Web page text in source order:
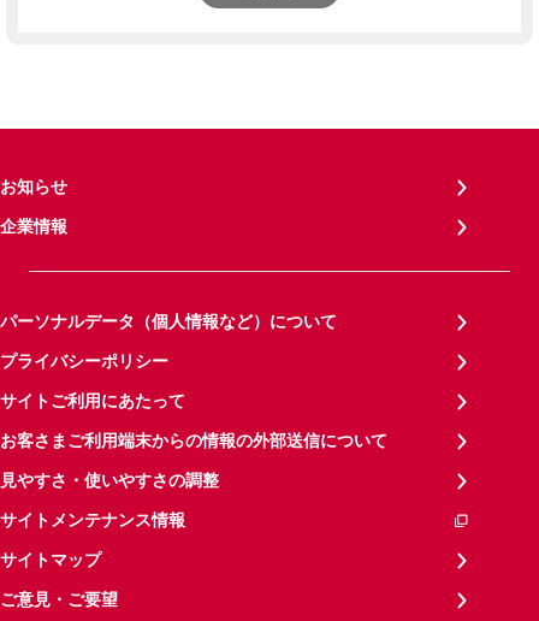
お知らせ
企業情報
パーソナルデータ（個人情報など）について
プライバシーポリシー
サイトご利用にあたって
お客さまご利用端末からの情報の外部送信について
見やすさ・使いやすさの調整
サイトメンテナンス情報
サイトマップ
ご意見・ご要望